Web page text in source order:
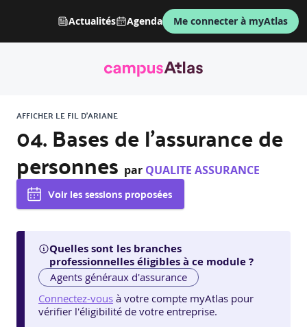
Actualités Agenda Me connecter à myAtlas
AFFICHER LE FIL D'ARIANE
04. Bases de l’assurance de
personnes par QUALITE ASSURANCE
Voir les sessions proposées
Quelles sont les branches
professionnelles éligibles à ce module ?
Agents généraux d'assurance
Connectez-vous à votre compte myAtlas pour
vérifier l'éligibilité de votre entreprise.